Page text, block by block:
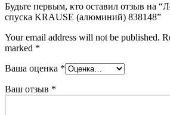
Будьте первым, кто оставил отзыв на
спуска KRAUSE (алюминий) 838148”
Your email address will not be published.
marked *
Ваша оценка *
Ваш отзыв *